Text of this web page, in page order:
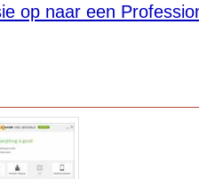
op naar een